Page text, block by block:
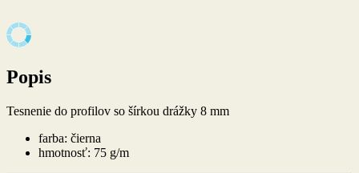
Popis
Tesnenie do profilov so šírkou drážky 8 mm
farba: čierna
hmotnosť: 75 g/m